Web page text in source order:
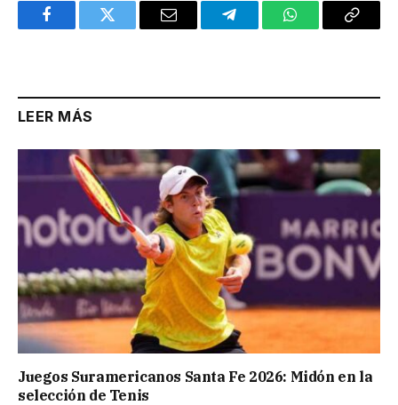
FacebookTwitter Email TelegramWhatsAppCopy
LEER MÁS
Juegos Suramericanos Santa Fe 2026: Midón en la
selección de Tenis